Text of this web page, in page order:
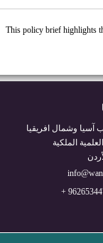
This policy brief highlights
آسيا وشمال افريقيا
الملكية